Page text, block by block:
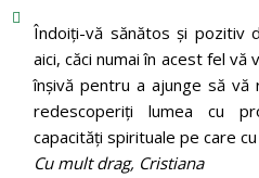
Îndoiți-vă sănătos și pozitiv
aici, căci numai în acest fel vă
înșivă pentru a ajunge să vă
redescoperiți lumea cu
capacități spirituale pe care
Cu mult drag, Cristiana